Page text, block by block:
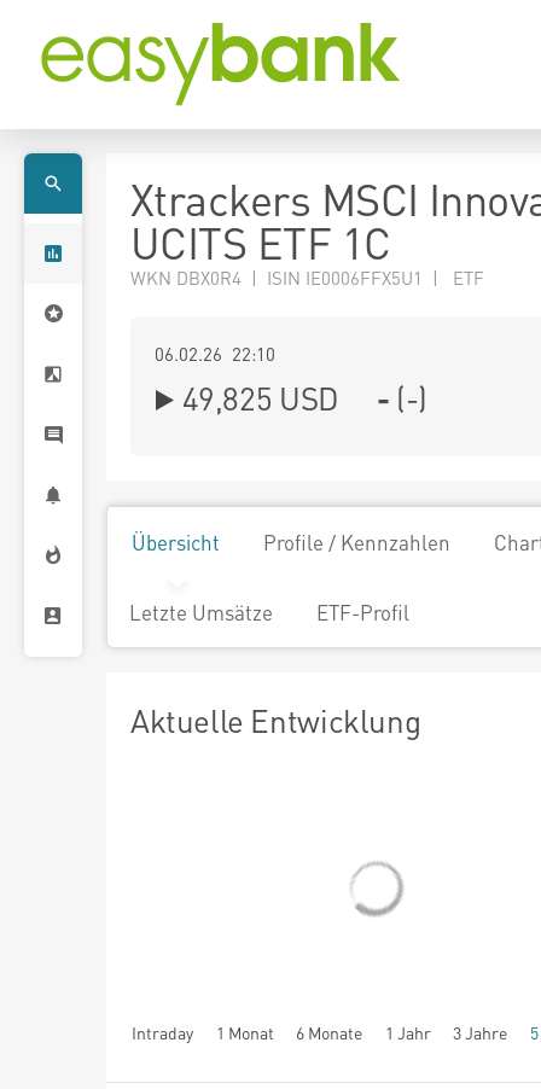
Xtrackers MSCI
UCITS ETF 1C
WKN DBX0R4 | ISIN IE0006FFX5U1 | ETF
06.02.26 22:10
49,825 USD - (-)
Übersicht Profile / Kennzahlen
Letzte Umsätze ETF-Profil
Aktuelle Entwicklung
Intraday 1 Monat 6 Monate 1 Jahr 3 Jahre
seit Beginn